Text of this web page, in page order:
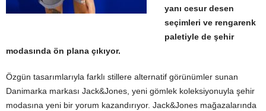
yanı cesur desen
seçimleri ve rengarenk
paletiyle de şehir
modasında ön plana çıkıyor.
Özgün tasarımlarıyla farklı stillere alternatif görünümler sunan
Danimarka markası Jack&Jones, yeni gömlek koleksiyonuyla şehir
modasına yeni bir yorum kazandırıyor. Jack&Jones mağazalarında